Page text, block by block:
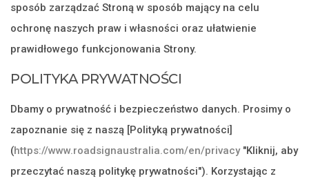
sposób zarządzać Stroną w sposób mający na celu
ochronę naszych praw i własności oraz ułatwienie
prawidłowego funkcjonowania Strony.
POLITYKA PRYWATNOŚCI
Dbamy o prywatność i bezpieczeństwo danych. Prosimy o
zapoznanie się z naszą [Polityką prywatności]
(https://www.roadsignaustralia.com/en/privacy"Kliknij, aby
przeczytać naszą politykę prywatności"). Korzystając z